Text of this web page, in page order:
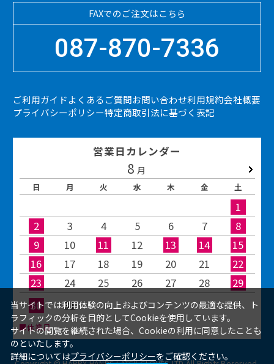
FAXでのご注文はこちら
087-870-7336
ご利用ガイドよくあるご質問お問い合わせ利用規約会社概要
プライバシーポリシー特定商取引法に基づく表記
営業日カレンダー
8 月
日 月 火 水 木 金 土
1
2
3 4 5 6 7
8
9
10 11 12 13 14
15
16
17 18 19 20 21
22
23
24 25 26 27 28
29
30
31
■休業日
当サイトでは利用体験の向上およびコンテンツの最適な提供、ト
ラフィックの分析を目的としてCookieを使用しています。
サイトの閲覧を継続された場合、Cookieの利用に同意したことも
のといたします。
詳細についてはプライバシーポリシーをご確認ください。